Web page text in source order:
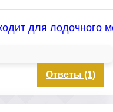
для лодочного
Ответы (1)